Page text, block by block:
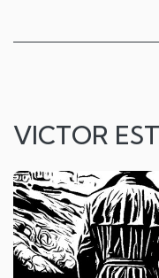
VICTOR